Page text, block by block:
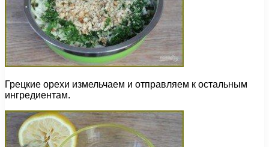
Грецкие орехи измельчаем и отправляем к остальным
ингредиентам.